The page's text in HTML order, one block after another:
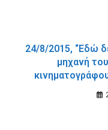
24/8/2015, “Εδώ
μηχανή